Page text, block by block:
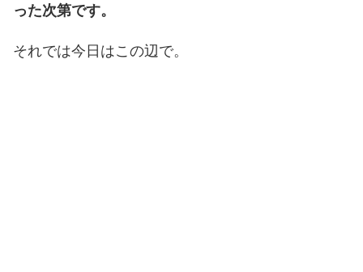
った次第です。
それでは今日はこの辺で。